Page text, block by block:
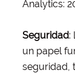
Analytics:
Seguridad:
un papel
seguridad,